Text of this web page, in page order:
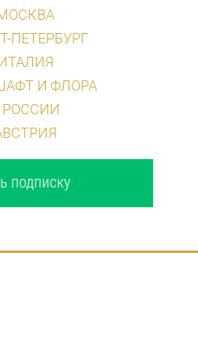
ПЕТЕРБУРГ
И ФЛОРА
РОССИИ
подписку